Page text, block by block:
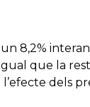
8,2%
que la
dels